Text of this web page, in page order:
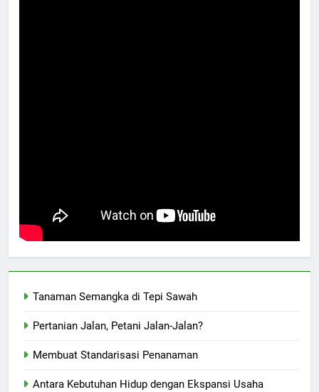
Tanaman Semangka di Tepi Sawah
Pertanian Jalan, Petani Jalan-Jalan?
Membuat Standarisasi Penanaman
Antara Kebutuhan Hidup dengan Ekspansi Usaha